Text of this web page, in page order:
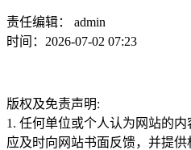
责任编辑： admin
时间：2026-07-02 07:23
版权及免责声明:
1. 任何单位或个人认为网站的内
应及时向网站书面反馈，并提